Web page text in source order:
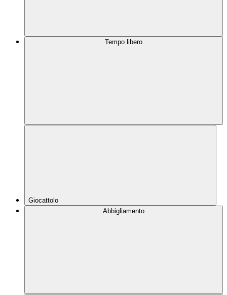
Tempo libero
Giocattolo
Abbigliamento